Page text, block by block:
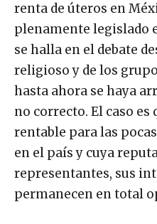
renta de úteros en
plenamente legislado
se halla en el debate
religioso y de los
hasta ahora se haya
no correcto. El caso
rentable para las
en el país y cuya
representantes, sus
permanecen en total